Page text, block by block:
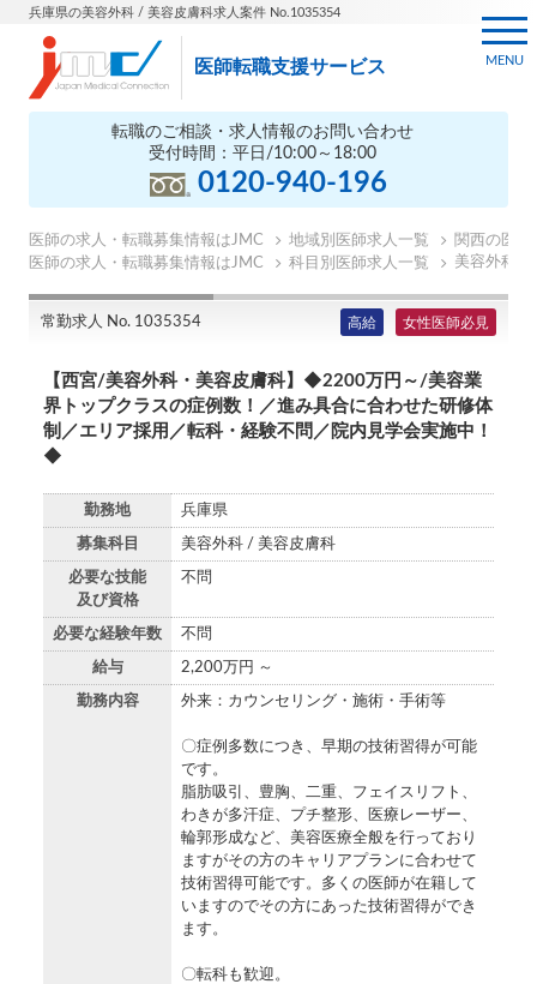
兵庫県の美容外科 / 美容皮膚科求人案件 No.1035354
医師転職支援サービス
転職のご相談・求人情報のお問い合わせ
受付時間：平日/10:00～18:00
0120-940-196
MENU
医師の求人・転職募集情報はJMC 地域別医師求人一覧
関西の医師
医師の求人・転職募集情報はJMC
科目別医師求人一覧 美容外科医
常勤求人 No. 1035354 高給 女性医師必見
【西宮/美容外科・美容皮膚科】◆2200万円～/美容業
界トップクラスの症例数！／進み具合に合わせた研修体
制／エリア採用／転科・経験不問／院内見学会実施中！
◆
勤務地 兵庫県
募集科目 美容外科 / 美容皮膚科
必要な技能
及び資格
不問
必要な経験年数 不問
給与 2,200万円 ～
勤務内容 外来：カウンセリング・施術・手術等
〇症例多数につき、早期の技術習得が可能
です。
脂肪吸引、豊胸、二重、フェイスリフト、
わきが多汗症、プチ整形、医療レーザー、
輪郭形成など、美容医療全般を行っており
ますがその方のキャリアプランに合わせて
技術習得可能です。多くの医師が在籍して
いますのでその方にあった技術習得ができ
ます。
〇転科も歓迎。